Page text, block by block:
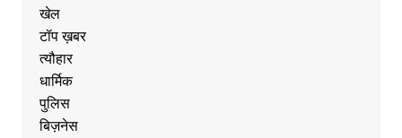
खेल
टॉप ख़बर
त्यौहार
धार्मिक
पुलिस
बिज़नेस